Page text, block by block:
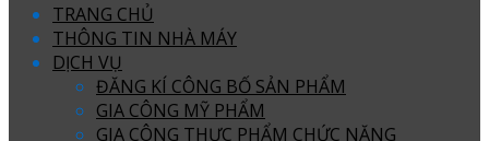
TRANG CHỦ
THÔNG TIN NHÀ MÁY
DỊCH VỤ
ĐĂNG KÍ CÔNG BỐ SẢN PHẨM
GIA CÔNG MỸ PHẨM
GIA CÔNG THỰC PHẨM CHỨC NĂNG